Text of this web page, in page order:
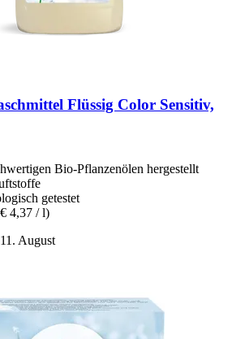
Flüssig Color Sensitiv,
Bio-Pflanzenölen hergestellt
getestet
4,37 / l)
August